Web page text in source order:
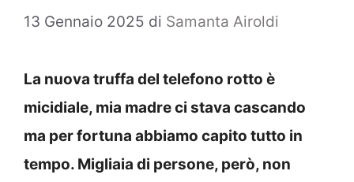
13 Gennaio 2025 di Samanta Airoldi
La nuova truffa del telefono rotto è
micidiale, mia madre ci stava cascando
ma per fortuna abbiamo capito tutto in
tempo. Migliaia di persone, però, non